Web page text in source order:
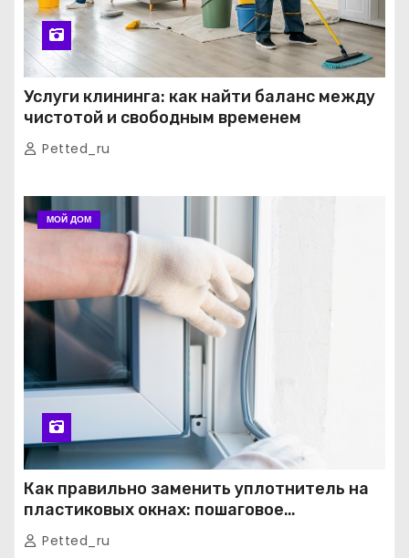
Услуги клининга: как найти баланс между
чистотой и свободным временем
Petted_ru
МОЙ ДОМ
Как правильно заменить уплотнитель на
пластиковых окнах: пошаговое
руководство от экспертов
Petted_ru